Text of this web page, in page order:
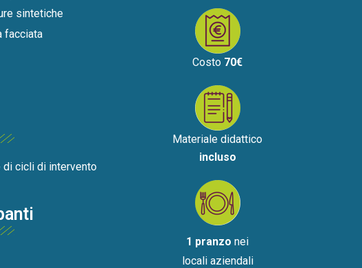
sintetiche
facciata
di cicli di intervento
Costo 70€
Materiale didattico
incluso
1 pranzo nei
locali aziendali